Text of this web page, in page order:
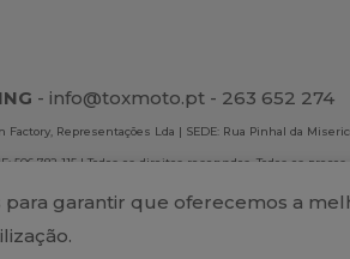
- info@toxmoto.pt - 263 652 274
Factory, Representações Lda | SEDE: Rua Pinhal da
506 782 115 | Todos os direitos reservados. Todos os
online. A Green Factory, Representações Lda não se
para garantir que oferecemos a